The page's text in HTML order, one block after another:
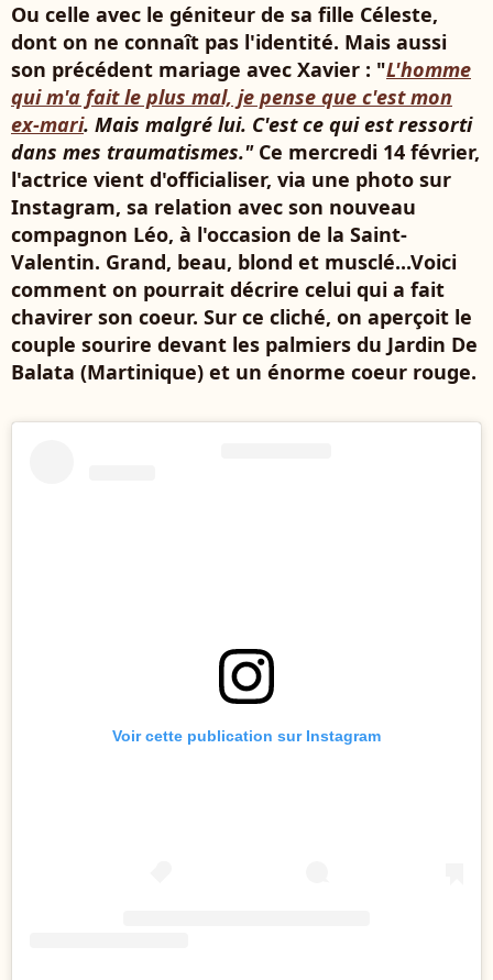
Ou celle avec le géniteur de sa fille Céleste,
dont on ne connaît pas l'identité. Mais aussi
son précédent mariage avec Xavier : "L'homme
qui m'a fait le plus mal, je pense que c'est mon
ex-mari. Mais malgré lui. C'est ce qui est ressorti
dans mes traumatismes." Ce mercredi 14 février,
l'actrice vient d'officialiser, via une photo sur
Instagram, sa relation avec son nouveau
compagnon Léo, à l'occasion de la Saint-
Valentin. Grand, beau, blond et musclé...Voici
comment on pourrait décrire celui qui a fait
chavirer son coeur. Sur ce cliché, on aperçoit le
couple sourire devant les palmiers du Jardin De
Balata (Martinique) et un énorme coeur rouge.
Voir cette publication sur Instagram